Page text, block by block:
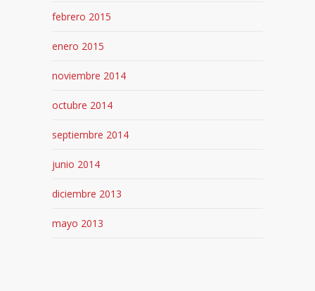
febrero 2015
enero 2015
noviembre 2014
octubre 2014
septiembre 2014
junio 2014
diciembre 2013
mayo 2013